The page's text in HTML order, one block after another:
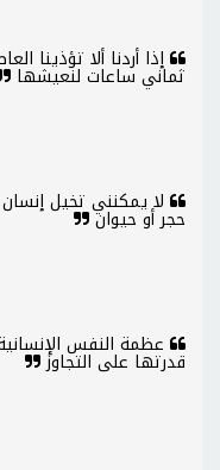
إذا أردنا ألا تؤذينا
ثماني ساعات لنعيشها
لا يمكنني تخيل
حجر أو حيوان
عظمة النفس
قدرتها على التجاوز